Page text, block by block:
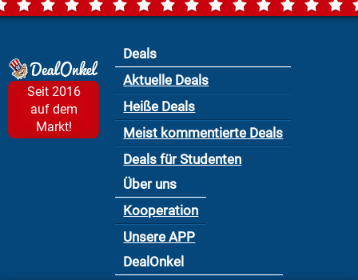
Seit 2016
auf dem
Markt!
Deals
Aktuelle Deals
Heiße Deals
Meist kommentierte Deals
Deals für Studenten
Über uns
Kooperation
Unsere APP
DealOnkel